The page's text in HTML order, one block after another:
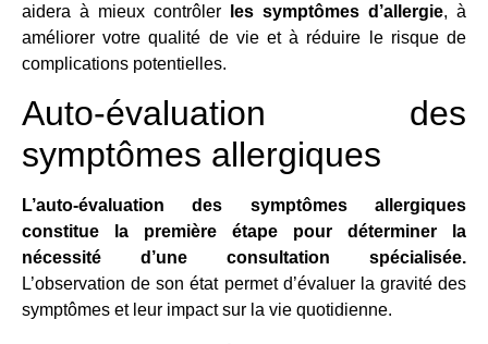
aidera à mieux contrôler
les symptômes d’allergie, à
améliorer votre qualité de vie et à réduire le risque de
complications potentielles.
Auto-évaluation des
symptômes allergiques
L’auto-évaluation des symptômes allergiques
constitue la première étape pour déterminer la
nécessité d’une consultation spécialisée.
L’observation de son état permet d’évaluer la gravité des
symptômes et leur impact sur la vie quotidienne.